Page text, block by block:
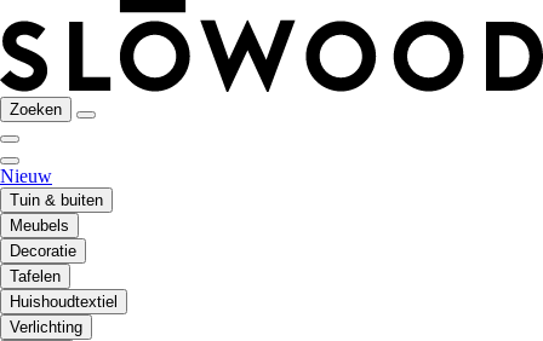
Zoeken
Nieuw
Tuin & buiten
Meubels
Decoratie
Tafelen
Huishoudtextiel
Verlichting